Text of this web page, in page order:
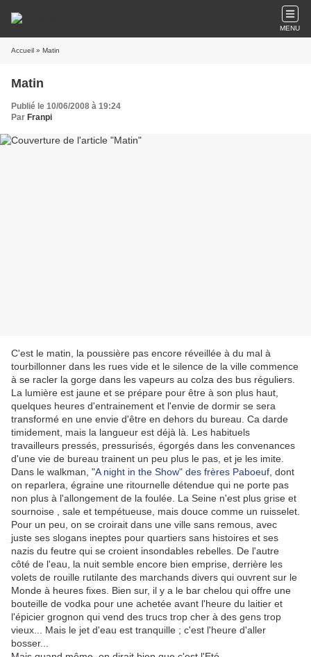
MENU
Accueil » Matin
Matin
Publié le 10/06/2008 à 19:24
Par Franpi
C'est le matin, la poussière pas encore réveillée à du mal à
tourbillonner dans les rues vide et le silence de la ville commence
à se racler la gorge dans les vapeurs au colza des bus réguliers.
La lumière est jaune et se prépare pour être à son plus haut,
quelques heures d'entrainement et l'envie de dormir se sera
transformé en une envie d'être en dehors du bureau. Ca darde
timidement, mais la langueur est déjà là. Les habituels
travailleurs pressés, pressurisés, égorgés dans les convenances
d'une vie de bureau trainent un peu plus le pas, et je les imite.
Dans le walkman, "A night in the Show" des frères Paboeuf , dont
on reparlera, égraine une ritournelle détendue qui ne porte pas
non plus à l'allongement de la foulée. La Seine n'est plus grise et
sournoise , sale et tempétueuse, mais douce comme un ruisselet.
Pour un peu, on se croirait dans une ville sans remous, avec
juste ses slogans ineptes pour quartiers sans histoires et ses
nazis du feutre qui se croient insondables rebelles. De l'autre
côté de l'eau, la nuit semble encore bien emprise, derrière les
volets de rouille rutilante des marchands divers qui ouvrent sur le
Monde à heures fixes. Bien sur, il y a le bar chelou qui offre une
bouteille de vodka pour une achetée avant l'heure du laitier et
l'épicier grognon qui vend des trucs trop cher à des gens trop
vieux... Mais le jet d'eau est tranquille ; c'est l'heure d'aller
bosser...